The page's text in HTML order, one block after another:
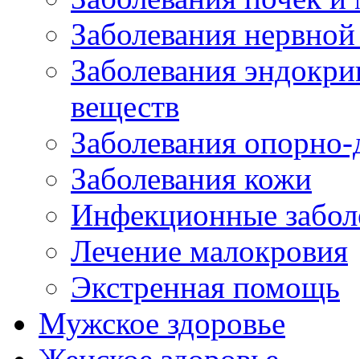
Заболевания
Заболевания
веществ
Заболевания опорно-
Заболевания кожи
Инфекционные
Лечение малокровия
Экстренная помощь
Мужское здоровье